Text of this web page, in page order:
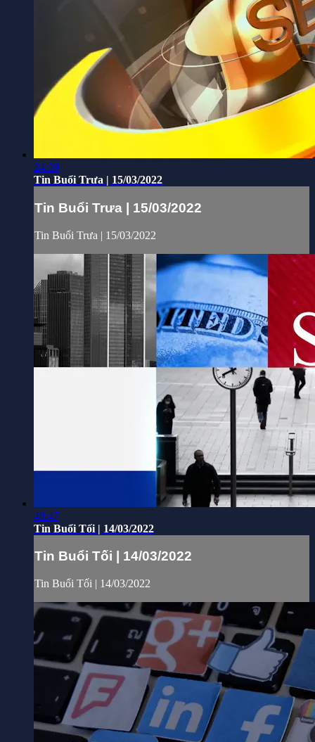
24:39
Tin Buổi Trưa | 15/03/2022
Tin Buổi Trưa | 15/03/2022
Tin Buổi Trưa | 15/03/2022
48:47
Tin Buổi Tối | 14/03/2022
Tin Buổi Tối | 14/03/2022
Tin Buổi Tối | 14/03/2022